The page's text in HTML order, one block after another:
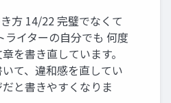
方 14/22 完璧でなくて
ライターの自分でも 何度
を書き直しています。
て、違和感を直してい
と書きやすくなりま